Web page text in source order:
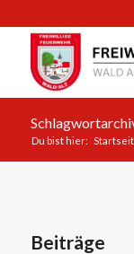
Du bist hier:
Beiträge